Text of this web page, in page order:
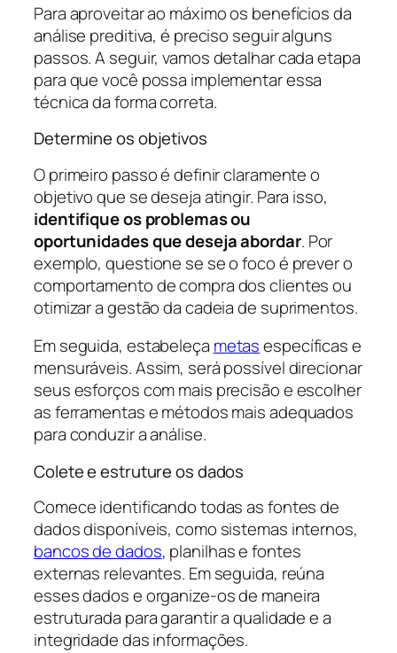
Para aproveitar ao máximo os benefícios da
análise preditiva, é preciso seguir alguns
passos. A seguir, vamos detalhar cada etapa
para que você possa implementar essa
técnica da forma correta.
Determine os objetivos
O primeiro passo é definir claramente o
objetivo que se deseja atingir. Para isso,
identifique os problemas ou
oportunidades que deseja abordar. Por
exemplo, questione se se o foco é prever o
comportamento de compra dos clientes ou
otimizar a gestão da cadeia de suprimentos.
Em seguida, estabeleça metasespecíficas e
mensuráveis. Assim, será possível direcionar
seus esforços com mais precisão e escolher
as ferramentas e métodos mais adequados
para conduzir a análise.
Colete e estruture os dados
Comece identificando todas as fontes de
dados disponíveis, como sistemas internos,
bancos de dados, planilhas e fontes
externas relevantes. Em seguida, reúna
esses dados e organize-os de maneira
estruturada para garantir a qualidade e a
integridade das informações.